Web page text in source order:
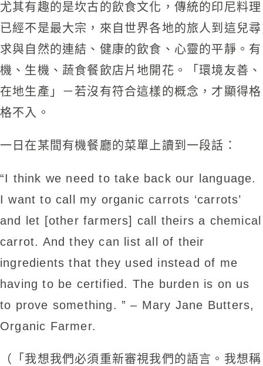
尤其有趣的是坎古的飲食文化，傳統的印尼料理
已經不是最大宗，來自世界各地的旅人到這兒尋
求與自然的連結、健康的飲食、心靈的平靜。有
機、生機、蔬食餐飲店片地開花。「環境友善、
在地生產」－若沒有符合這樣的概念，才顯得格
格不入。
一日在某間有機餐廳的菜單上讀到一段話：
“I think we need to take back our language.
I want to call my organic carrots ‘carrots’
and let [other farmers] call theirs a chemical
carrot. And they can list all of their
ingredients that they used instead of me
having to be certified. The burden is on us
to prove something. ” – Mary Jane Butters,
Organic Farmer.
（「我想我們必須重新審視我們的語言。我想稱